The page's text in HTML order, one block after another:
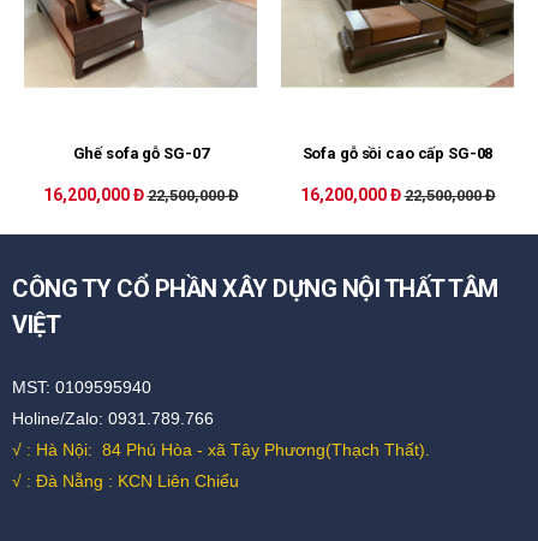
Ghế sofa gỗ SG-07
16,200,000 Đ 22,500,000 Đ
Sofa gỗ sồi cao cấp SG-08
16,200,000 Đ 22,500,000 Đ
CÔNG TY CỔ PHẦN XÂY DỰNG NỘI THẤT TÂM
VIỆT
MST: 0109595940
Holine/Zalo: 0931.789.766
√ : Hà Nội: 84 Phú Hòa - xã Tây Phương(Thạch Thất).
√ : Đà Nẵng : KCN Liên Chiểu